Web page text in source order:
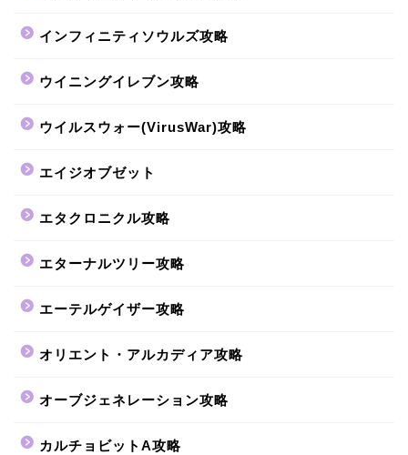
インフィニティソウルズ攻略
ウイニングイレブン攻略
ウイルスウォー(VirusWar)攻略
エイジオブゼット
エタクロニクル攻略
エターナルツリー攻略
エーテルゲイザー攻略
オリエント・アルカディア攻略
オーブジェネレーション攻略
カルチョビットA攻略